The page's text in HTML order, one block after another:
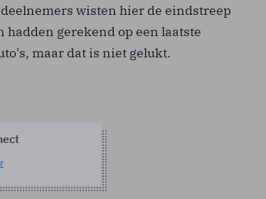
wisten hier de eindstreep
hadden gerekend op een laatste
maar dat is niet gelukt.